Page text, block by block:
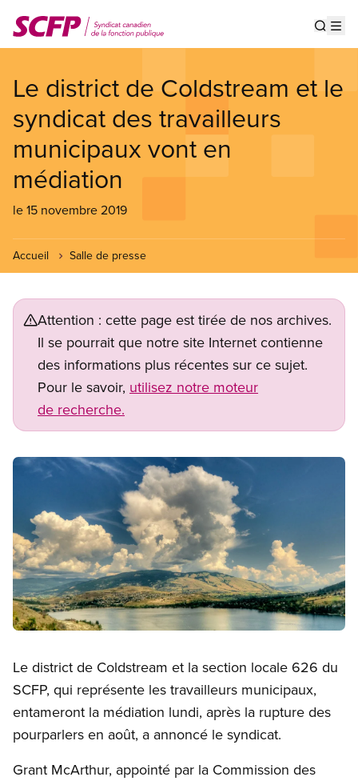
au
contenu
Le district de Coldstream et le
syndicat des travailleurs
municipaux vont en
médiation
le 15 novembre 2019
Accueil Salle de presse
Attention : cette page est tirée de nos archives.
Il se pourrait que notre site Internet contienne
des informations plus récentes sur ce sujet.
Pour le savoir, utilisez notre moteur
de recherche.
Image
Le district de Coldstream et la section locale 626 du
SCFP, qui représente les travailleurs municipaux,
entameront la médiation lundi, après la rupture des
pourparlers en août, a annoncé le syndicat.
Grant McArthur, appointé par la Commission des